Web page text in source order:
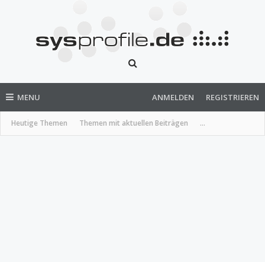
MENU
Heutige Themen Themen mit aktuellen Beiträgen ...
ANMELDEN REGISTRIEREN